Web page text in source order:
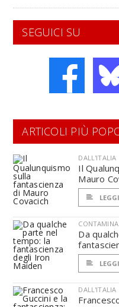
SEGUICI SU
ARTICOLI PIÙ
DALL'ITALIA
Il
Mauro
LEGGI
Da
LEGGI
DALL'ITALIA